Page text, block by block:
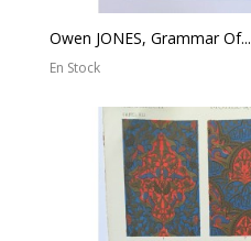
Owen JONES, Grammar Of...
En Stock